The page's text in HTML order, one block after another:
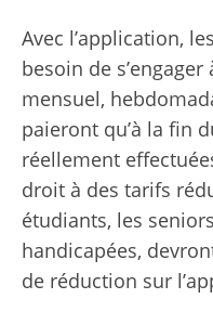
Avec l’application,
besoin de s’engager
mensuel,
paieront qu’à la fin
réellement
droit à des tarifs
étudiants, les
handicapées,
de réduction sur